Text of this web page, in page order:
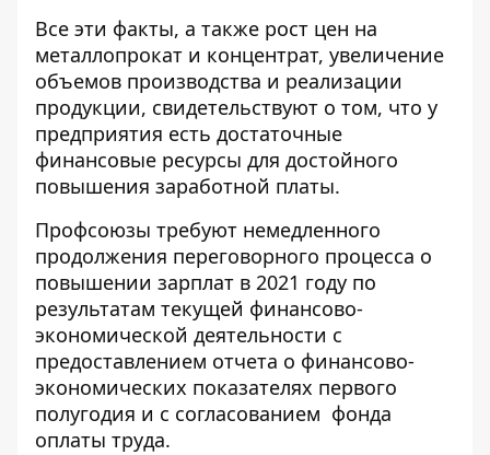
Все эти факты, а также рост цен на
металлопрокат и концентрат, увеличение
объемов производства и реализации
продукции, свидетельствуют о том, что у
предприятия есть достаточные
финансовые ресурсы для достойного
повышения заработной платы.
Профсоюзы требуют немедленного
продолжения переговорного процесса о
повышении зарплат в 2021 году по
результатам текущей финансово-
экономической деятельности с
предоставлением отчета о финансово-
экономических показателях первого
полугодия и с согласованием фонда
оплаты труда.